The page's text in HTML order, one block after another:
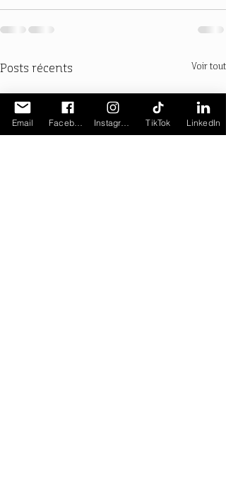
Posts récents Voir tout
Email TikTok LinkedIn